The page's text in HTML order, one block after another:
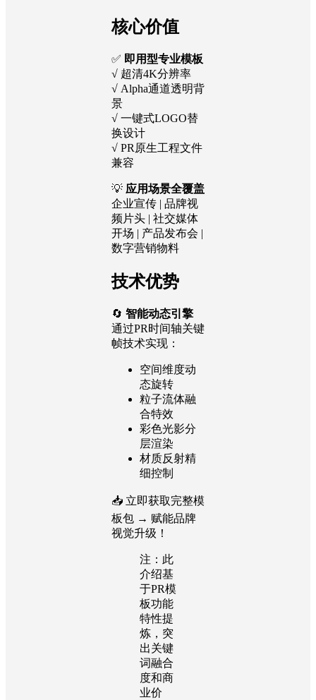
核心价值
✅ 即用型专业模板
√ 超清4K分辨率
√ Alpha通道透明背
景
√ 一键式LOGO替
换设计
√ PR原生工程文件
兼容
💡 应用场景全覆盖
企业宣传 | 品牌视
频片头 | 社交媒体
开场 | 产品发布会 |
数字营销物料
技术优势
🔄 智能动态引擎
通过PR时间轴关键
帧技术实现：
空间维度动
态旋转
粒子流体融
合特效
彩色光影分
层渲染
材质反射精
细控制
📥 立即获取完整模
板包 → 赋能品牌
视觉升级！
注：此
介绍基
于PR模
板功能
特性提
炼，突
出关键
词融合
度和商
业价